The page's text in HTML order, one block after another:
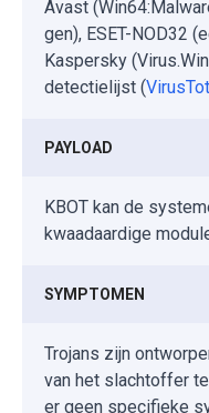
Avast
gen), ESET-NOD32
Kaspersky
detectielijst (
PAYLOAD
KBOT kan de
kwaadaardige
SYMPTOMEN
Trojans zijn
van het slachtoffer
er geen specifieke